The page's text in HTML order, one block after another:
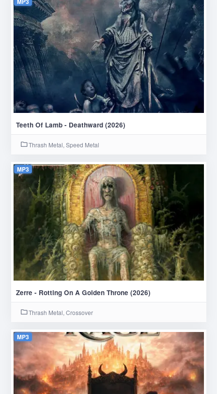
Teeth Of Lamb - Deathward (2026)
Thrash Metal, Speed Metal
MP3
Zerre - Rotting On A Golden Throne (2026)
Thrash Metal, Crossover
MP3